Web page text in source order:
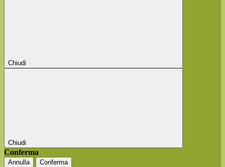
Chiudi
Chiudi
Conferma
Annulla Conferma